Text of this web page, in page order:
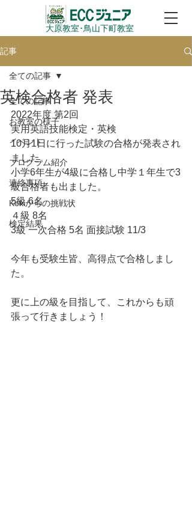
大原教室​･鳥山下町教室
記事
全ての記事
お教室の様子
イベント
プログラム紹介
連絡事項
Kokiからの挑戦状
検定結果
全ての記事
英検合格者 発表
2022年度 第2回
実用英語技能検定・英検
10月1日に行った試験の合格が発表され
ました。
小学6年生が4級に合格し中学１年生で3
級合格者も出ました。
5級 6名
４級 8名
3級 一次合格 5名 面接試験 11/3
今年も受験生皆、高得点で合格しまし
た。
更に上の級を目指して、これからも頑
張って行きましょう！